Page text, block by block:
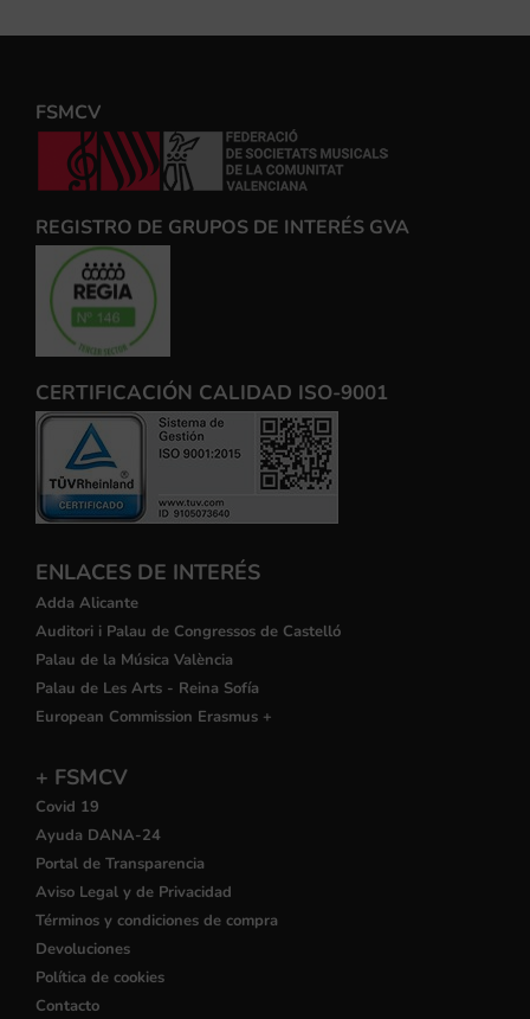
FSMCV
REGISTRO DE GRUPOS DE INTERÉS GVA
CERTIFICACIÓN CALIDAD ISO-9001
ENLACES DE INTERÉS
Adda Alicante
Auditori i Palau de Congressos de Castelló
Palau de la Música València
Palau de Les Arts - Reina Sofía
European Commission Erasmus +
+ FSMCV
Covid 19
Ayuda DANA-24
Portal de Transparencia
Aviso Legal y de Privacidad
Términos y condiciones de compra
Devoluciones
Política de cookies
Contacto